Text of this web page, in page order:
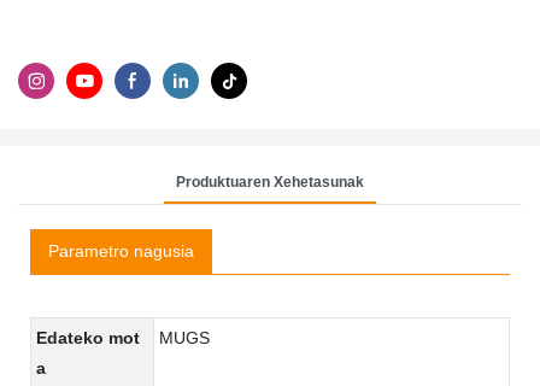
Produktuaren Xehetasunak
Parametro nagusia
Edateko mot
a
MUGS